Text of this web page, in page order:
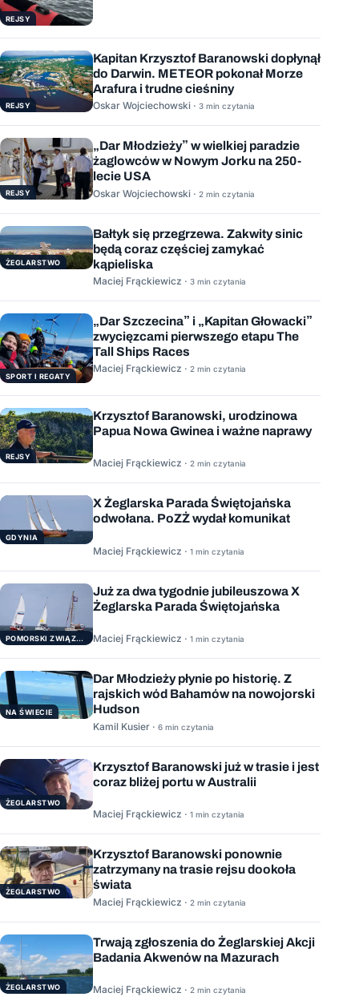
REJSY
REJSY
Kapitan Krzysztof Baranowski dopłynął
do Darwin. METEOR pokonał Morze
Arafura i trudne cieśniny
Oskar Wojciechowski · 3 min czytania
REJSY
„Dar Młodzieży” w wielkiej paradzie
żaglowców w Nowym Jorku na 250-
lecie USA
Oskar Wojciechowski · 2 min czytania
ŻEGLARSTWO
Bałtyk się przegrzewa. Zakwity sinic
będą coraz częściej zamykać
kąpieliska
Maciej Frąckiewicz · 3 min czytania
SPORT I REGATY
„Dar Szczecina” i „Kapitan Głowacki”
zwycięzcami pierwszego etapu The
Tall Ships Races
Maciej Frąckiewicz · 2 min czytania
REJSY
Krzysztof Baranowski, urodzinowa
Papua Nowa Gwinea i ważne naprawy
Maciej Frąckiewicz · 2 min czytania
GDYNIA
X Żeglarska Parada Świętojańska
odwołana. PoZŻ wydał komunikat
Maciej Frąckiewicz · 1 min czytania
POMORSKI ZWIĄZEK ŻEGLARSKI
Już za dwa tygodnie jubileuszowa X
Żeglarska Parada Świętojańska
Maciej Frąckiewicz · 1 min czytania
NA ŚWIECIE
Dar Młodzieży płynie po historię. Z
rajskich wód Bahamów na nowojorski
Hudson
Kamil Kusier · 6 min czytania
ŻEGLARSTWO
Krzysztof Baranowski już w trasie i jest
coraz bliżej portu w Australii
Maciej Frąckiewicz · 1 min czytania
ŻEGLARSTWO
Krzysztof Baranowski ponownie
zatrzymany na trasie rejsu dookoła
świata
Maciej Frąckiewicz · 2 min czytania
ŻEGLARSTWO
Trwają zgłoszenia do Żeglarskiej Akcji
Badania Akwenów na Mazurach
Maciej Frąckiewicz · 2 min czytania